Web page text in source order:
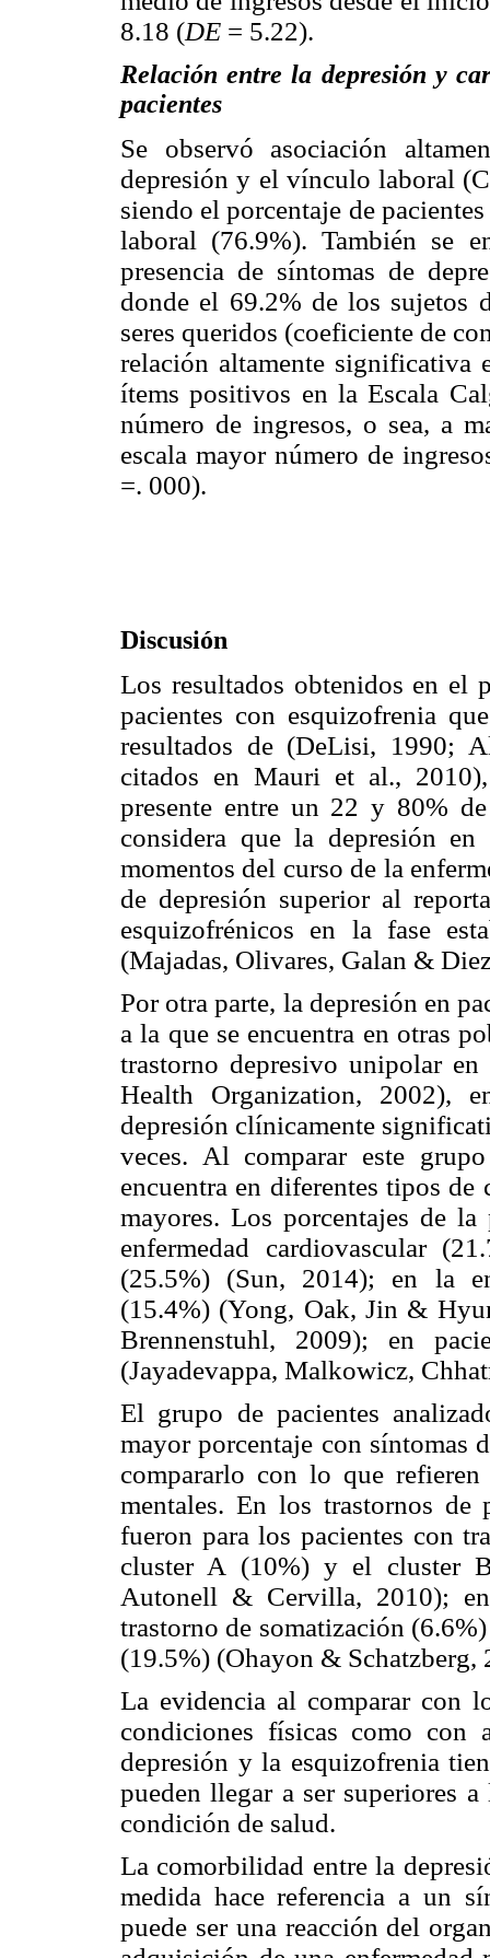
8.18 (DE = 5.22).
Relación entre la depresión y
pacientes
Se observó asociación
depresión y el vínculo laboral
siendo el porcentaje de
laboral (76.9%). También se
presencia de síntomas de
donde el 69.2% de los sujetos
seres queridos (coeficiente de
relación altamente significativa
ítems positivos en la Escala
número de ingresos, o sea, a
escala mayor número de
=. 000).
Discusión
Los resultados obtenidos en el
pacientes con esquizofrenia
resultados de (DeLisi, 1990;
citados en Mauri et al.,
presente entre un 22 y 80%
considera que la depresión
momentos del curso de la
de depresión superior al
esquizofrénicos en la fase
(Majadas, Olivares, Galan &
Por otra parte, la depresión en
a la que se encuentra en otras
trastorno depresivo unipolar
Health Organization, 2002),
depresión clínicamente
veces. Al comparar este
encuentra en diferentes tipos
mayores. Los porcentajes de
enfermedad cardiovascular
(25.5%) (Sun, 2014); en la
(15.4%) (Yong, Oak, Jin &
Brennenstuhl, 2009); en
(Jayadevappa, Malkowicz,
El grupo de pacientes
mayor porcentaje con síntomas
compararlo con lo que
mentales. En los trastornos de
fueron para los pacientes con
cluster A (10%) y el cluster
Autonell & Cervilla, 2010);
trastorno de somatización
(19.5%) (Ohayon & Schatzberg,
La evidencia al comparar con
condiciones físicas como con
depresión y la esquizofrenia
pueden llegar a ser superiores
condición de salud.
La comorbilidad entre la
medida hace referencia a un
puede ser una reacción del